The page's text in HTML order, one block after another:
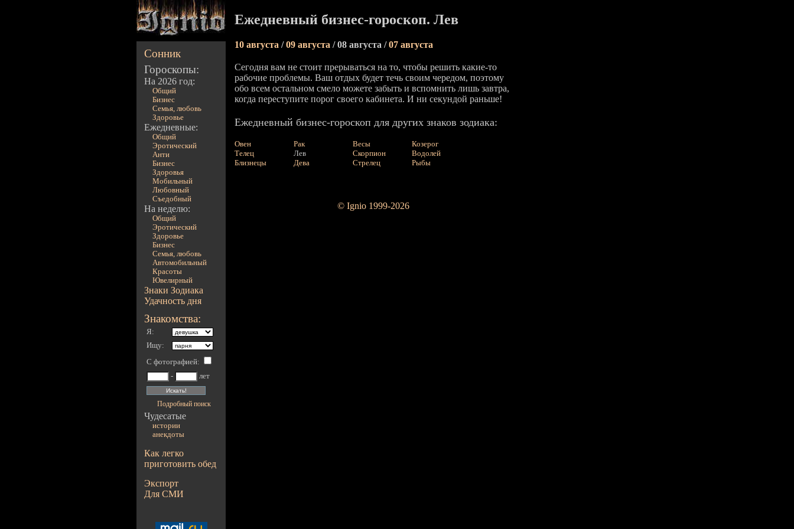
Сонник
Гороскопы:
На 2026 год:
Общий
Бизнес
Семья, любовь
Здоровье
Ежедневные:
Общий
Эротический
Анти
Бизнес
Здоровья
Мобильный
Любовный
Съедобный
На неделю:
Общий
Эротический
Здоровье
Бизнес
Семья, любовь
Автомобильный
Красоты
Ювелирный
Знаки Зодиака
Удачность дня
Знакомства:
Я:
Ищу:
С фотографией:
-
лет
Подробный поиск
Чудесатые
истории
анекдоты
Как легко
приготовить обед
Экспорт
Для СМИ
Ежедневный бизнес-гороскоп. Лев
10 августа /09 августа / 08 августа /07 августа
Сегодня вам не стоит прерываться на то, чтобы решить какие-то
рабочие проблемы. Ваш отдых будет течь своим чередом, поэтому
обо всем остальном смело можете забыть и вспомнить лишь завтра,
когда переступите порог своего кабинета. И ни секундой раньше!
Ежедневный бизнес-гороскоп для других знаков зодиака:
Овен
Телец
Близнецы
Рак
Лев
Дева
Весы
Скорпион
Стрелец
Козерог
Водолей
Рыбы
© Ignio 1999-2026